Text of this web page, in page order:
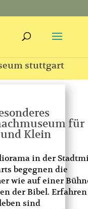
stuttgart
für
Klein
in der
begegnen die
wie auf einer
der Bibel. Erfahren
sind